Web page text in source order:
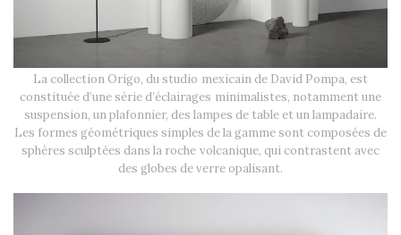
La collection Origo, du studio mexicain de David Pompa, est
constituée d’une série d’éclairages minimalistes, notamment une
suspension, un plafonnier, des lampes de table et un lampadaire.
Les formes géométriques simples de la gamme sont composées de
sphères sculptées dans la roche volcanique, qui contrastent avec
des globes de verre opalisant.